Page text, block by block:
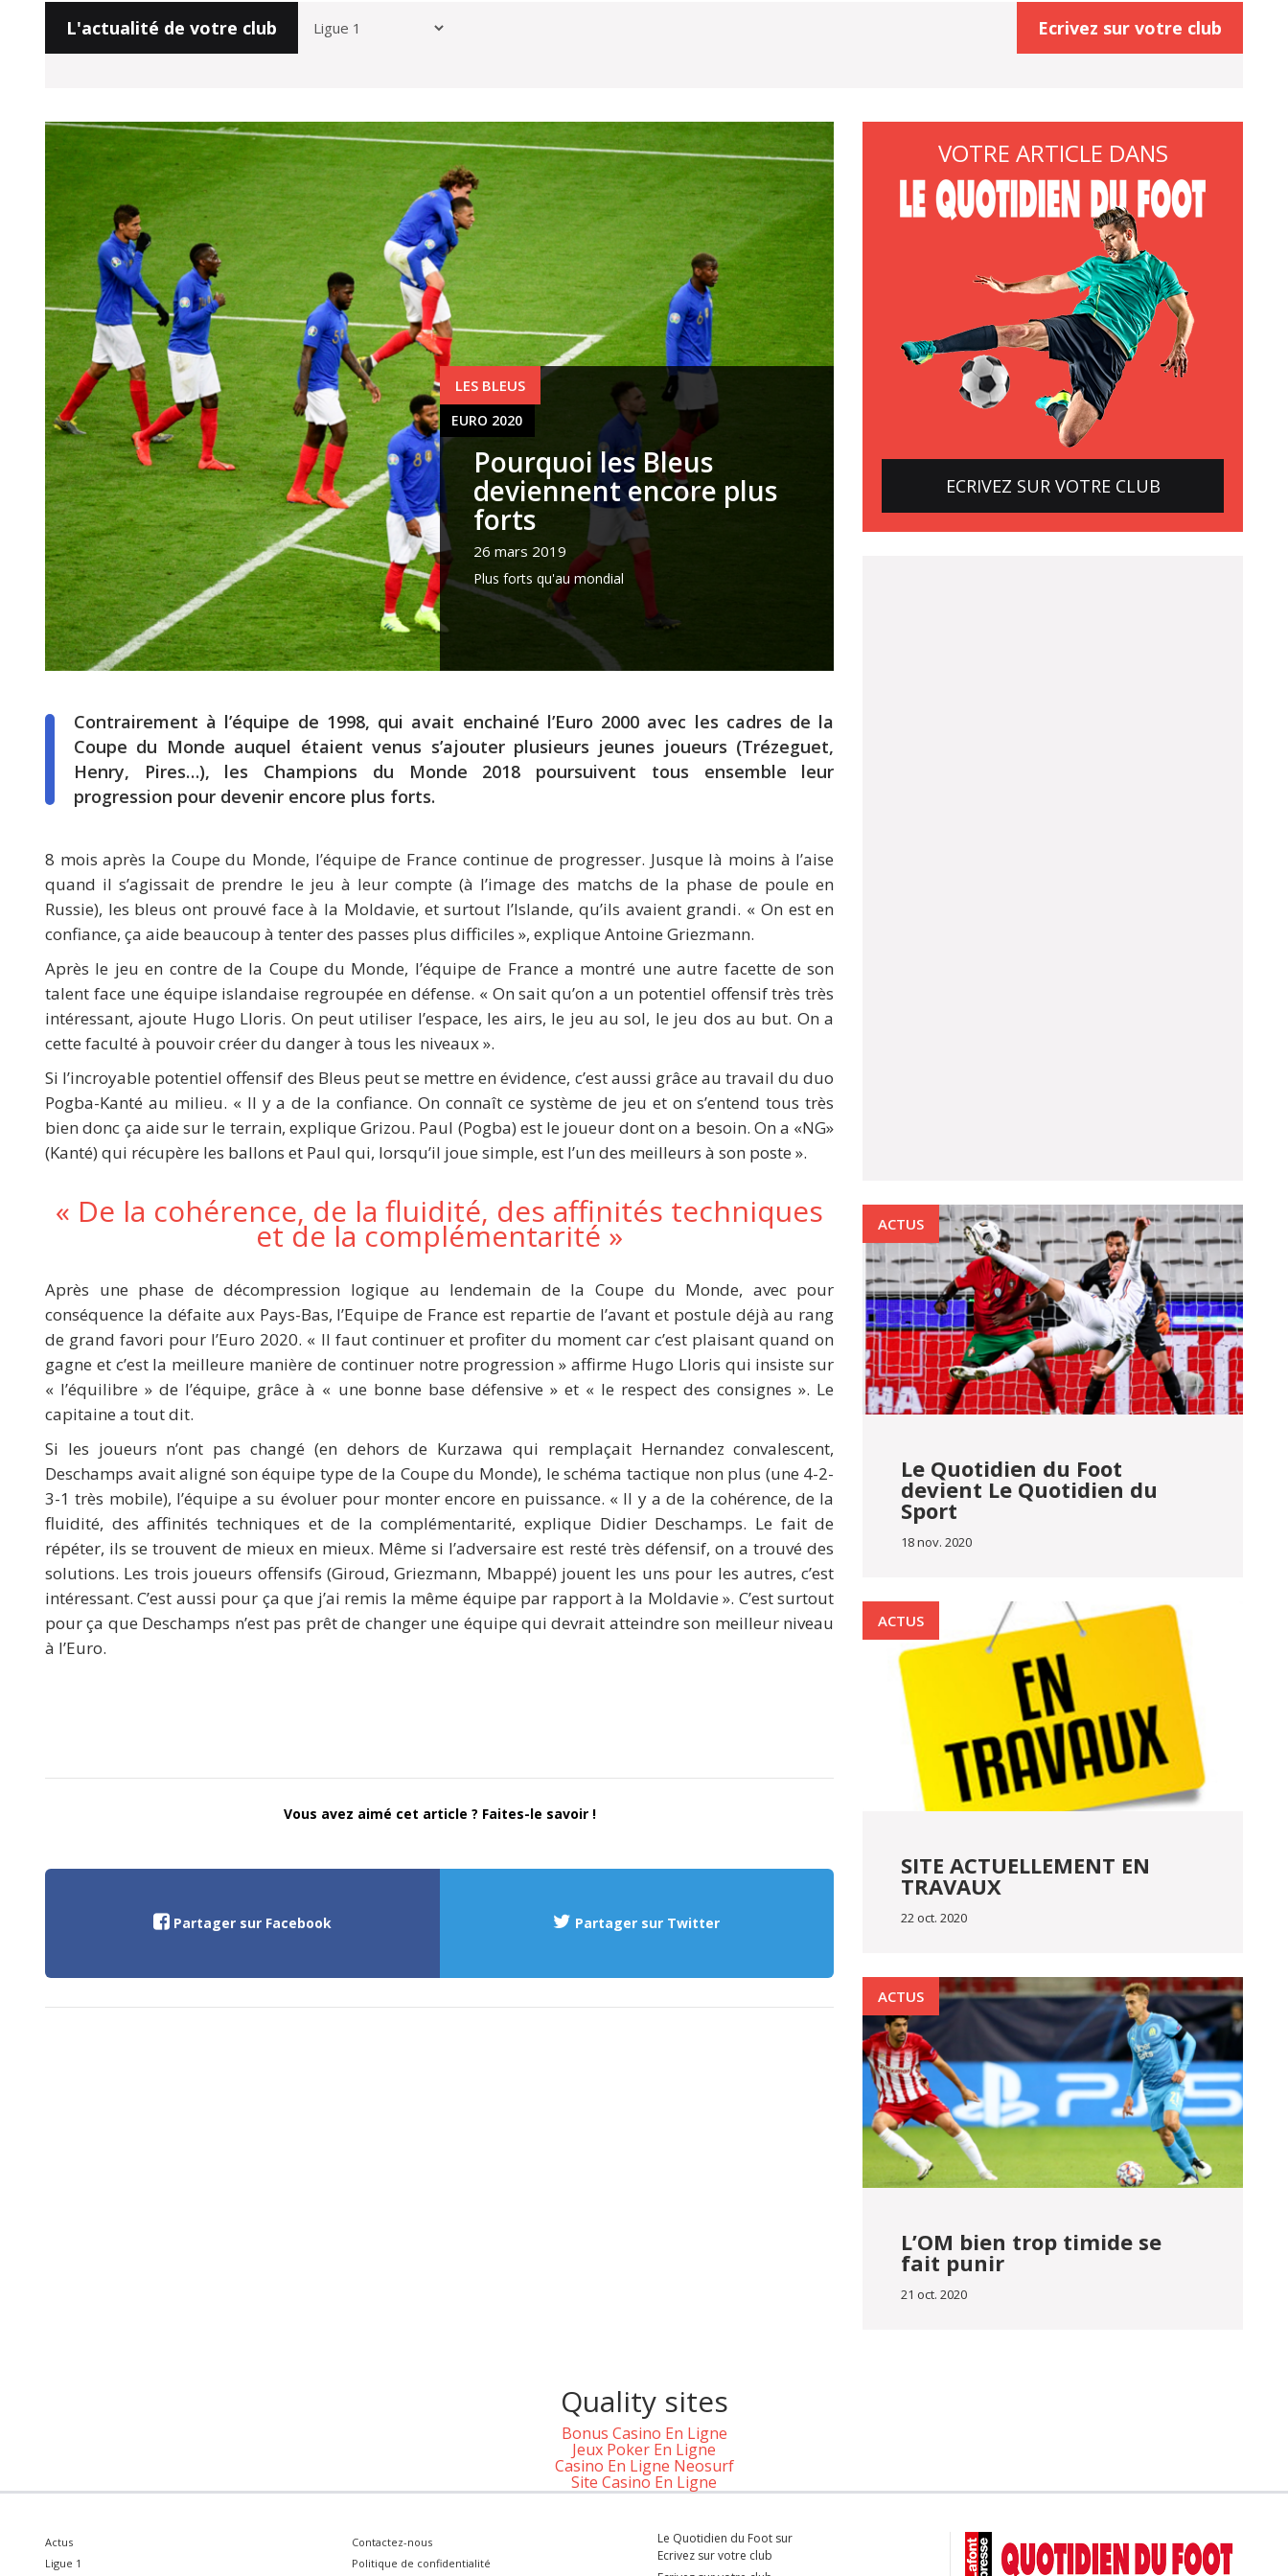
Ecrivez sur votre club
L'actualité de votre club
EURO 2020
LES BLEUS
EURO 2020
Pourquoi les Bleus
deviennent encore plus
forts
26 mars 2019
Plus forts qu'au mondial
Contrairement à l’équipe de 1998, qui avait enchainé l’Euro 2000 avec les cadres de la
Coupe du Monde auquel étaient venus s’ajouter plusieurs jeunes joueurs (Trézeguet,
Henry, Pires…), les Champions du Monde 2018 poursuivent tous ensemble leur
progression pour devenir encore plus forts.
8 mois après la Coupe du Monde, l’équipe de France continue de progresser. Jusque là moins à l’aise
quand il s’agissait de prendre le jeu à leur compte (à l’image des matchs de la phase de poule en
Russie), les bleus ont prouvé face à la Moldavie, et surtout l’Islande, qu’ils avaient grandi. « On est en
confiance, ça aide beaucoup à tenter des passes plus difficiles », explique Antoine Griezmann.
Après le jeu en contre de la Coupe du Monde, l’équipe de France a montré une autre facette de son
talent face une équipe islandaise regroupée en défense. « On sait qu’on a un potentiel offensif très très
intéressant, ajoute Hugo Lloris. On peut utiliser l’espace, les airs, le jeu au sol, le jeu dos au but. On a
cette faculté à pouvoir créer du danger à tous les niveaux ».
Si l’incroyable potentiel offensif des Bleus peut se mettre en évidence, c’est aussi grâce au travail du duo
Pogba-Kanté au milieu. « Il y a de la confiance. On connaît ce système de jeu et on s’entend tous très
bien donc ça aide sur le terrain, explique Grizou. Paul (Pogba) est le joueur dont on a besoin. On a «NG»
(Kanté) qui récupère les ballons et Paul qui, lorsqu’il joue simple, est l’un des meilleurs à son poste ».
« De la cohérence, de la fluidité, des affinités techniques
et de la complémentarité »
Après une phase de décompression logique au lendemain de la Coupe du Monde, avec pour
conséquence la défaite aux Pays-Bas, l’Equipe de France est repartie de l’avant et postule déjà au rang
de grand favori pour l’Euro 2020. « Il faut continuer et profiter du moment car c’est plaisant quand on
gagne et c’est la meilleure manière de continuer notre progression » affirme Hugo Lloris qui insiste sur
« l’équilibre » de l’équipe, grâce à « une bonne base défensive » et « le respect des consignes ». Le
capitaine a tout dit.
Si les joueurs n’ont pas changé (en dehors de Kurzawa qui remplaçait Hernandez convalescent,
Deschamps avait aligné son équipe type de la Coupe du Monde), le schéma tactique non plus (une 4-2-
3-1 très mobile), l’équipe a su évoluer pour monter encore en puissance. « Il y a de la cohérence, de la
fluidité, des affinités techniques et de la complémentarité, explique Didier Deschamps. Le fait de
répéter, ils se trouvent de mieux en mieux. Même si l’adversaire est resté très défensif, on a trouvé des
solutions. Les trois joueurs offensifs (Giroud, Griezmann, Mbappé) jouent les uns pour les autres, c’est
intéressant. C’est aussi pour ça que j’ai remis la même équipe par rapport à la Moldavie ». C’est surtout
pour ça que Deschamps n’est pas prêt de changer une équipe qui devrait atteindre son meilleur niveau
à l’Euro.
Vous avez aimé cet article ? Faites-le savoir !
Partager sur Facebook Partager sur Twitter
VOTRE ARTICLE DANS
ECRIVEZ SUR VOTRE CLUB
ACTUS
Le Quotidien du Foot
devient Le Quotidien du
Sport
18 nov. 2020
ACTUS
SITE ACTUELLEMENT EN
TRAVAUX
22 oct. 2020
ACTUS
L’OM bien trop timide se
fait punir
21 oct. 2020
Quality sites
Bonus Casino En Ligne
Jeux Poker En Ligne
Casino En Ligne Neosurf
Site Casino En Ligne
Actus
Ligue 1
Contactez-nous
Politique de confidentialité
Le Quotidien du Foot sur
Ecrivez sur votre club